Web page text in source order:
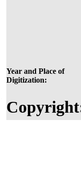
Year and Place of
Digitization: